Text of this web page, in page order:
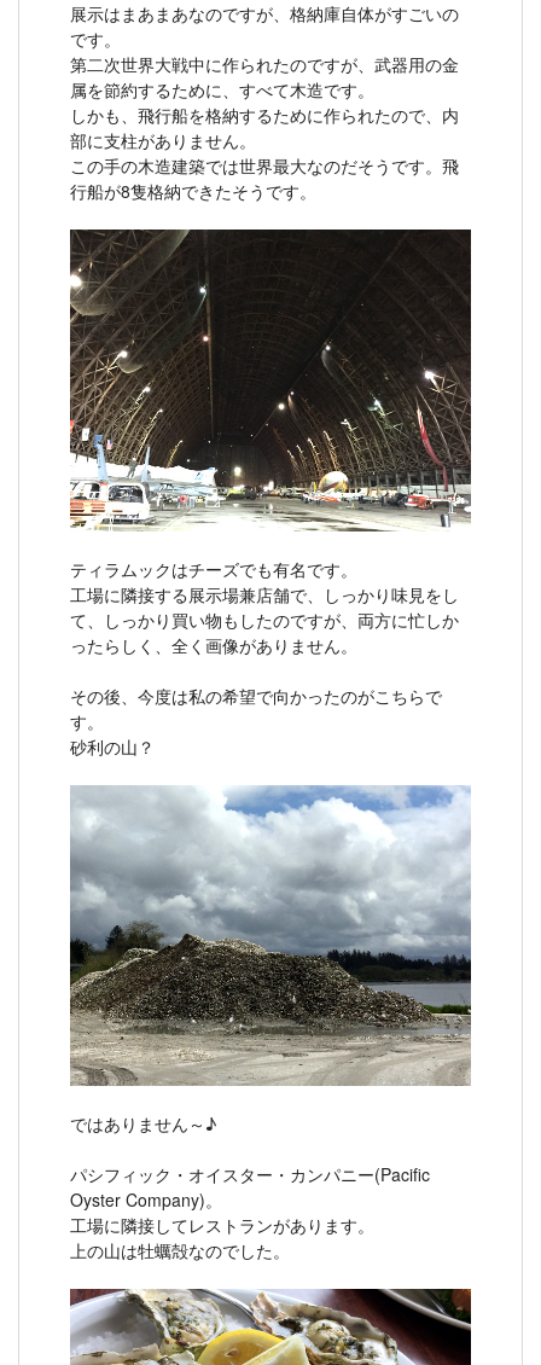
展示はまあまあなのですが、格納庫自体がすごいの
です。
第二次世界大戦中に作られたのですが、武器用の金
属を節約するために、すべて木造です。
しかも、飛行船を格納するために作られたので、内
部に支柱がありません。
この手の木造建築では世界最大なのだそうです。飛
行船が8隻格納できたそうです。
ティラムックはチーズでも有名です。
工場に隣接する展示場兼店舗で、しっかり味見をし
て、しっかり買い物もしたのですが、両方に忙しか
ったらしく、全く画像がありません。
その後、今度は私の希望で向かったのがこちらで
す。
砂利の山？
ではありません～♪
パシフィック・オイスター・カンパニー(Pacific
Oyster Company)。
工場に隣接してレストランがあります。
上の山は牡蠣殻なのでした。